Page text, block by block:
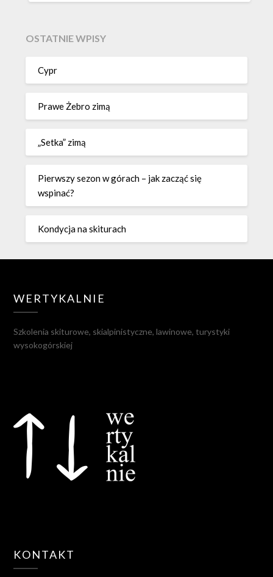
OSTATNIE WPISY
Cypr
Prawe Żebro zimą
„Setka” zimą
Pierwszy sezon w górach – jak zacząć się
wspinać?
Kondycja na skiturach
WERTYKALNIE
Szkolenia skiturowe, skialpinistyczne, lawinowe, turystyki
wysokogórskiej
KONTAKT